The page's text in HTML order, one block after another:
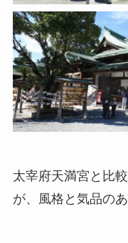
太宰府天満宮と比
が、風格と気品のあ